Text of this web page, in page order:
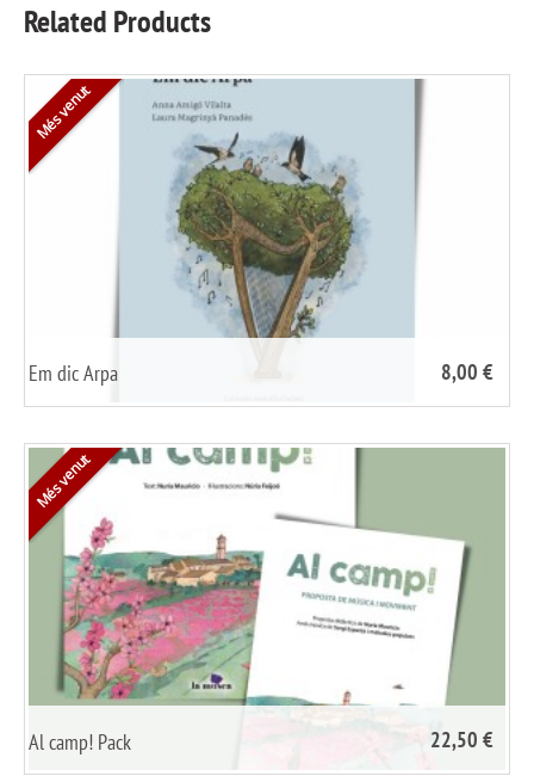
Related Products
Més venut
Em dic Arpa 8,00 €
Més venut
Al camp! Pack 22,50 €